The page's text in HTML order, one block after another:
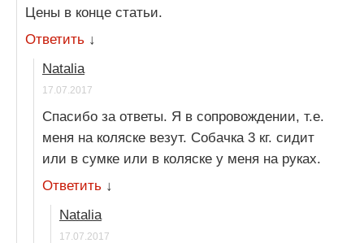
Цены в конце статьи.
Ответить ↓
Natalia
17.07.2017
Спасибо за ответы. Я в сопровождении, т.е.
меня на коляске везут. Собачка 3 кг. сидит
или в сумке или в коляске у меня на руках.
Ответить ↓
Natalia
17.07.2017